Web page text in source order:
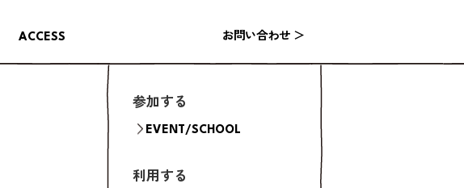
ACCESS お問い合わせ ＞
参加する
EVENT/SCHOOL
利用する